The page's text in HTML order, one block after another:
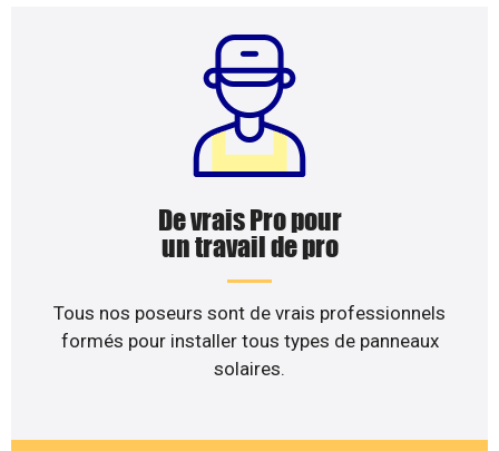
De vrais Pro pour
un travail de pro
Tous nos poseurs sont de vrais professionnels
formés pour installer tous types de panneaux
solaires.